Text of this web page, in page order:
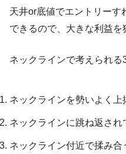
天井or底値でエントリーす
できるので、大きな利益を
ネックラインで考えられる
ネックラインを勢いよく上
ネックラインに跳ね返され
ネックライン付近で揉み合